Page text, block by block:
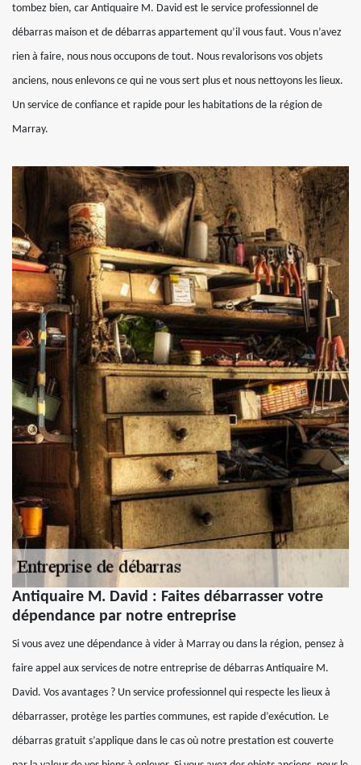
tombez bien, car Antiquaire M. David est le service professionnel de
débarras maison et de débarras appartement qu’il vous faut. Vous n’avez
rien à faire, nous nous occupons de tout. Nous revalorisons vos objets
anciens, nous enlevons ce qui ne vous sert plus et nous nettoyons les lieux.
Un service de confiance et rapide pour les habitations de la région de
Marray.
Antiquaire M. David : Faites débarrasser votre
dépendance par notre entreprise
Si vous avez une dépendance à vider à Marray ou dans la région, pensez à
faire appel aux services de notre entreprise de débarras Antiquaire M.
David. Vos avantages ? Un service professionnel qui respecte les lieux à
débarrasser, protège les parties communes, est rapide d’exécution. Le
débarras gratuit s’applique dans le cas où notre prestation est couverte